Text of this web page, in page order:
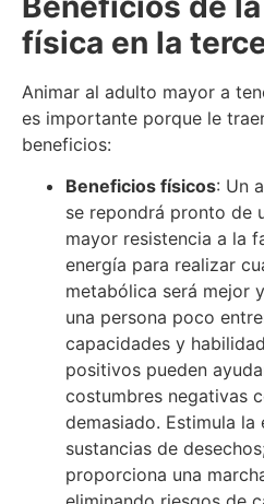
física en la
Animar al adulto mayor a
es importante porque le
beneficios:
Beneficios físicos: Un
se repondrá pronto de
mayor resistencia a la
energía para realizar
metabólica será mejor
una persona poco
capacidades y
positivos pueden
costumbres negativas
demasiado. Estimula la
sustancias de
proporciona una